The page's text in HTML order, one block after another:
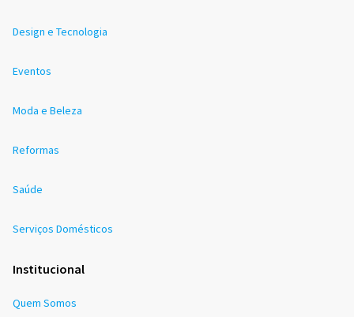
Design e Tecnologia
Eventos
Moda e Beleza
Reformas
Saúde
Serviços Domésticos
Institucional
Quem Somos